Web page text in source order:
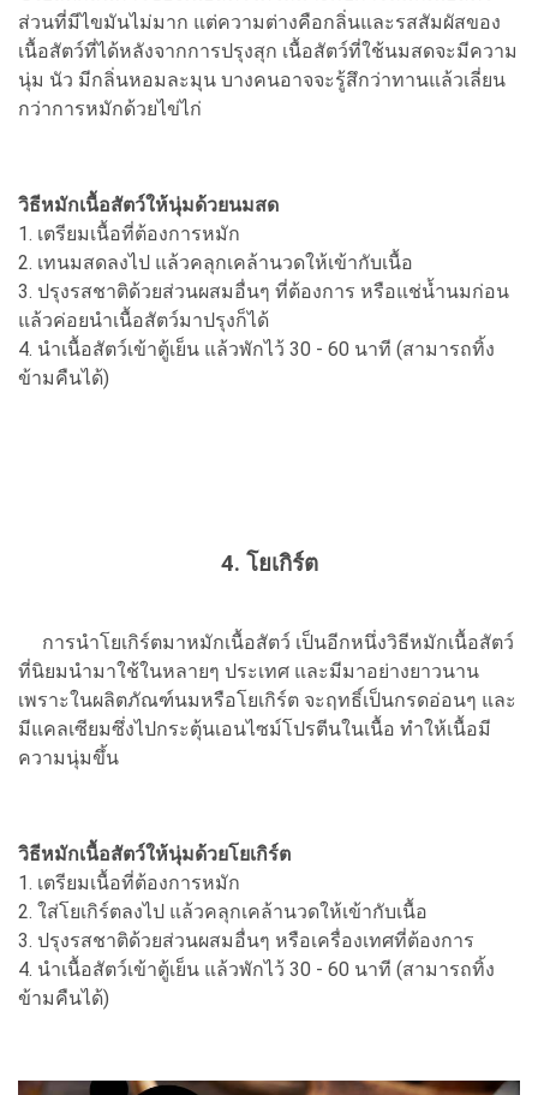
ส่วนที่มีไขมันไม่มาก แต่ความต่างคือกลิ่นและรสสัมผัสของ
เนื้อสัตว์ที่ได้หลังจากการปรุงสุก เนื้อสัตว์ที่ใช้นมสดจะมีความ
นุ่ม นัว มีกลิ่นหอมละมุน บางคนอาจจะรู้สึกว่าทานแล้วเลี่ยน
กว่าการหมักด้วยไข่ไก่
วิธีหมักเนื้อสัตว์ให้นุ่มด้วยนมสด
1. เตรียมเนื้อที่ต้องการหมัก
2. เทนมสดลงไป แล้วคลุกเคล้านวดให้เข้ากับเนื้อ
3. ปรุงรสชาติด้วยส่วนผสมอื่นๆ ที่ต้องการ หรือแช่น้ำนมก่อน
แล้วค่อยนำเนื้อสัตว์มาปรุงก็ได้
4. นำเนื้อสัตว์เข้าตู้เย็น แล้วพักไว้ 30 - 60 นาที (สามารถทิ้ง
ข้ามคืนได้)
4. โยเกิร์ต
การนำโยเกิร์ตมาหมักเนื้อสัตว์ เป็นอีกหนึ่งวิธีหมักเนื้อสัตว์
ที่นิยมนำมาใช้ในหลายๆ ประเทศ และมีมาอย่างยาวนาน
เพราะในผลิตภัณฑ์นมหรือโยเกิร์ต จะฤทธิ์เป็นกรดอ่อนๆ และ
มีแคลเซียมซึ่งไปกระตุ้นเอนไซม์โปรตีนในเนื้อ ทำให้เนื้อมี
ความนุ่มขึ้น
วิธีหมักเนื้อสัตว์ให้นุ่มด้วยโยเกิร์ต
1. เตรียมเนื้อที่ต้องการหมัก
2. ใส่โยเกิร์ตลงไป แล้วคลุกเคล้านวดให้เข้ากับเนื้อ
3. ปรุงรสชาติด้วยส่วนผสมอื่นๆ หรือเครื่องเทศที่ต้องการ
4. นำเนื้อสัตว์เข้าตู้เย็น แล้วพักไว้ 30 - 60 นาที (สามารถทิ้ง
ข้ามคืนได้)